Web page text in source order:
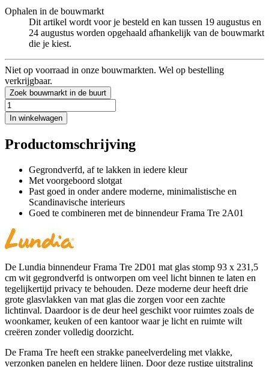
Ophalen in de bouwmarkt
Dit artikel wordt voor je besteld en kan tussen 19 augustus en
24 augustus worden opgehaald afhankelijk van de bouwmarkt
die je kiest.
Niet op voorraad in onze bouwmarkten. Wel op bestelling
verkrijgbaar.
Zoek bouwmarkt in de buurt
In winkelwagen
Productomschrijving
Gegrondverfd, af te lakken in iedere kleur
Met voorgeboord slotgat
Past goed in onder andere moderne, minimalistische en
Scandinavische interieurs
Goed te combineren met de binnendeur Frama Tre 2A01
De Lundia binnendeur Frama Tre 2D01 mat glas stomp 93 x 231,5
cm wit gegrondverfd is ontworpen om veel licht binnen te laten en
tegelijkertijd privacy te behouden. Deze moderne deur heeft drie
grote glasvlakken van mat glas die zorgen voor een zachte
lichtinval. Daardoor is de deur heel geschikt voor ruimtes zoals de
woonkamer, keuken of een kantoor waar je licht en ruimte wilt
creëren zonder volledig doorzicht.
De Frama Tre heeft een strakke paneelverdeling met vlakke,
verzonken panelen en heldere lijnen. Door deze rustige uitstraling